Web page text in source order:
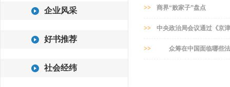
企业风采
好书推荐
社会经纬
>> 商界“败家子”盘点
>> 中央政治局会议通过《京
>> 众筹在中国面临哪些法